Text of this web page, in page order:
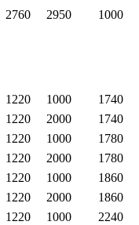
2760 2950 1000
1220 1000 1740
1220 2000 1740
1220 1000 1780
1220 2000 1780
1220 1000 1860
1220 2000 1860
1220 1000 2240